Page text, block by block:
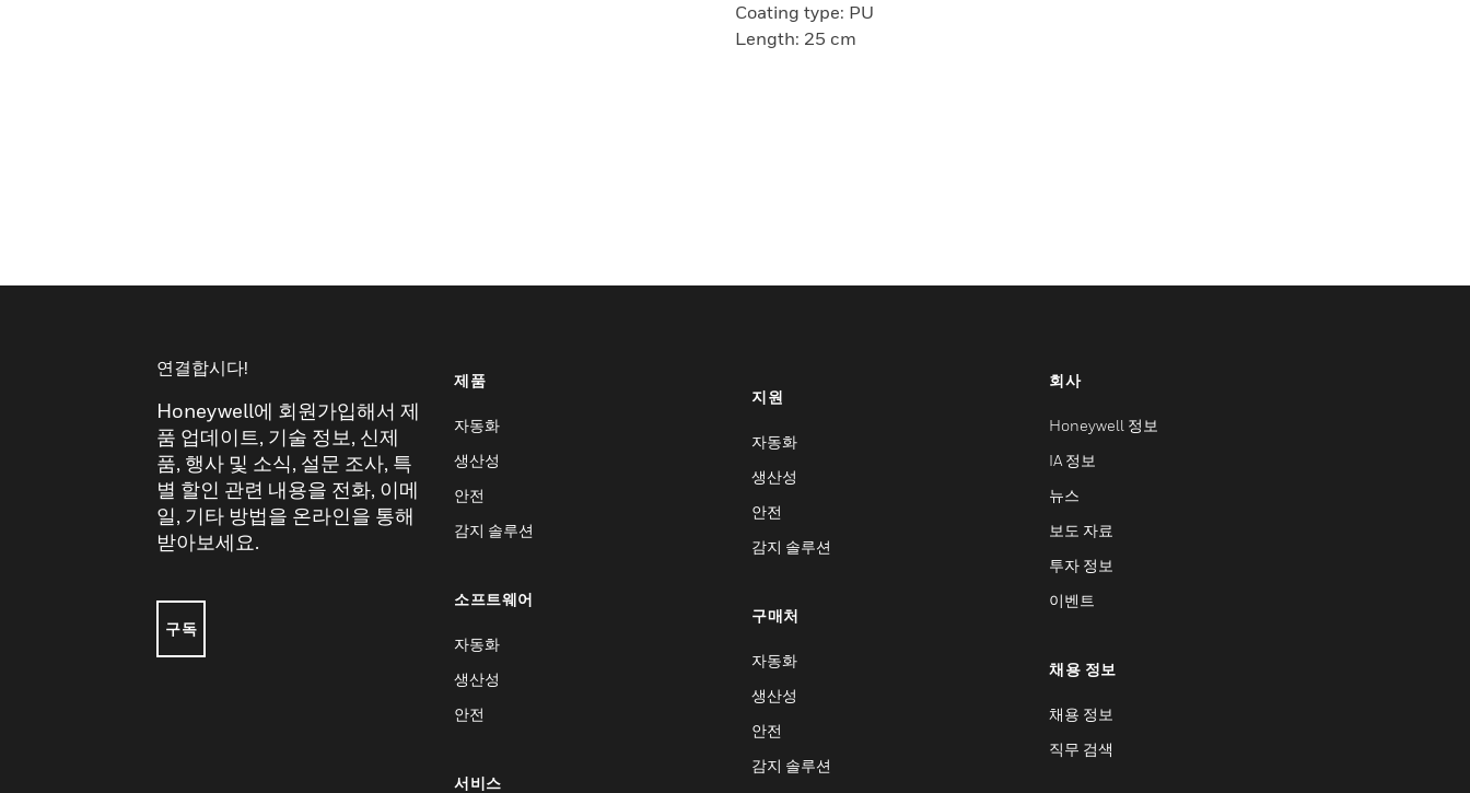
Coating type: PU
Length: 25 cm
연결합시다!
Honeywell에 회원가입해서 제
품 업데이트, 기술 정보, 신제
품, 행사 및 소식, 설문 조사, 특
별 할인 관련 내용을 전화, 이메
일, 기타 방법을 온라인을 통해
받아보세요.
구독
제품
자동화
생산성
안전
감지 솔루션
소프트웨어
자동화
생산성
안전
서비스
지원
자동화
생산성
안전
감지 솔루션
구매처
자동화
생산성
안전
감지 솔루션
회사
Honeywell 정보
IA 정보
뉴스
보도 자료
투자 정보
이벤트
채용 정보
채용 정보
직무 검색